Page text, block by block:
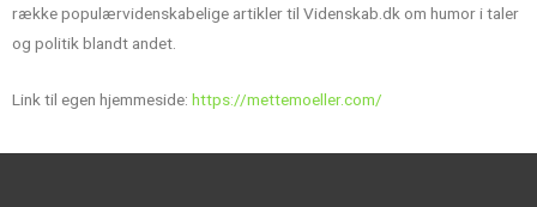
række populærvidenskabelige artikler til Videnskab.dk om humor i taler
og politik blandt andet.
Link til egen hjemmeside: https://mettemoeller.com/